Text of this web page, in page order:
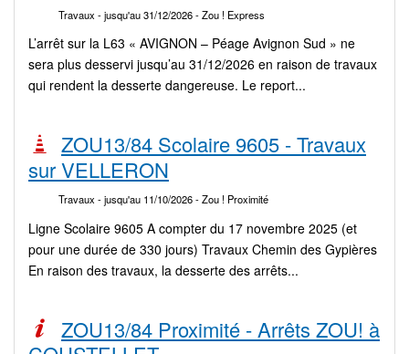
Travaux - jusqu'au 31/12/2026- Zou ! Express
L’arrêt sur la L63 « AVIGNON – Péage Avignon Sud » ne
sera plus desservi jusqu’au 31/12/2026 en raison de travaux
qui rendent la desserte dangereuse. Le report...
ZOU13/84 Scolaire 9605 - Travaux
sur VELLERON
Travaux - jusqu'au 11/10/2026- Zou ! Proximité
Ligne Scolaire 9605 A compter du 17 novembre 2025 (et
pour une durée de 330 jours) Travaux Chemin des Gypières
En raison des travaux, la desserte des arrêts...
ZOU13/84 Proximité - Arrêts ZOU! à